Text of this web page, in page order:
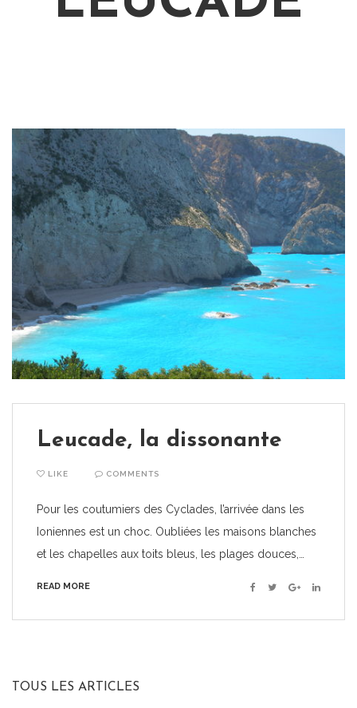
Leucade, la dissonante
LIKE COMMENTS
Pour les coutumiers des Cyclades, l’arrivée dans les
Ioniennes est un choc. Oubliées les maisons blanches
et les chapelles aux toits bleus, les plages douces,…
READ MORE Facebook
TwitterGoogle+Linkedin
TOUS LES ARTICLES